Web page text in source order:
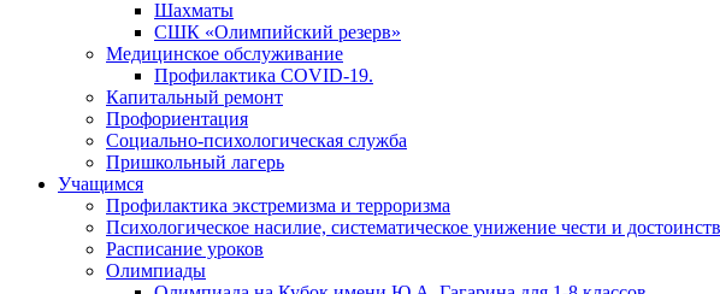
Шахматы
СШК «Олимпийский резерв»
Медицинское обслуживание
Профилактика COVID-19.
Капитальный ремонт
Профориентация
Социально-психологическая служба
Пришкольный лагерь
Учащимся
Профилактика экстремизма и терроризма
Психологическое насилие, систематическое унижение чести и
Расписание уроков
Олимпиады